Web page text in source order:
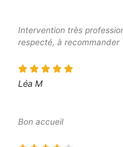
Intervention très
respecté, à recommander
Léa M
Bon accueil